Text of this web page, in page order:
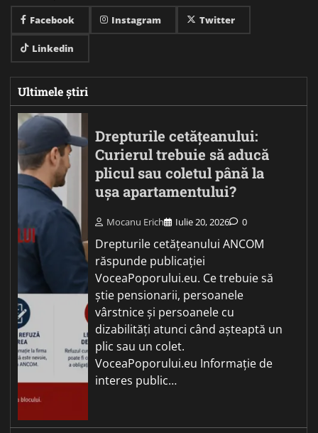
Facebook Instagram Twitter
Linkedin
Ultimele știri
Drepturile cetățeanului:
Curierul trebuie să aducă
plicul sau coletul până la
ușa apartamentului?
Mocanu Erich Iulie 20, 2026 0
Drepturile cetățeanului ANCOM
răspunde publicației
VoceaPoporului.eu. Ce trebuie să
știe pensionarii, persoanele
vârstnice și persoanele cu
dizabilități atunci când așteaptă un
plic sau un colet.
VoceaPoporului.eu Informație de
interes public…